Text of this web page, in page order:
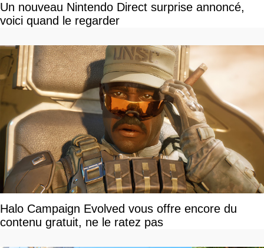
Un nouveau Nintendo Direct surprise annoncé,
voici quand le regarder
Halo Campaign Evolved vous offre encore du
contenu gratuit, ne le ratez pas